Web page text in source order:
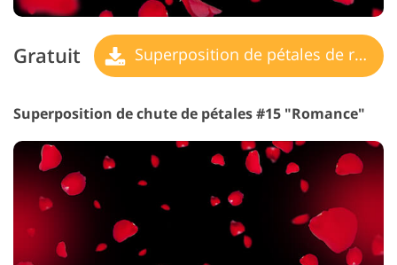
Gratuit Superposition de pétales de rose
Superposition de chute de pétales #15 "Romance"